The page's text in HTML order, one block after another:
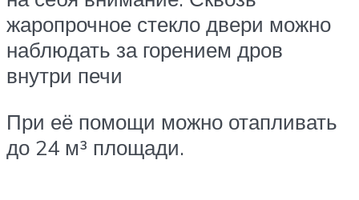
жаропрочное стекло двери можно
наблюдать за горением дров
внутри печи
При её помощи можно отапливать
до 24 м³ площади.